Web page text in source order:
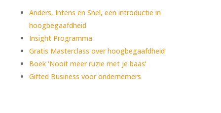
Anders, Intens en Snel, een introductie in
hoogbegaafdheid
Insight Programma
Gratis Masterclass over hoogbegaafdheid
Boek ‘Nooit meer ruzie met je baas’
Gifted Business voor ondernemers